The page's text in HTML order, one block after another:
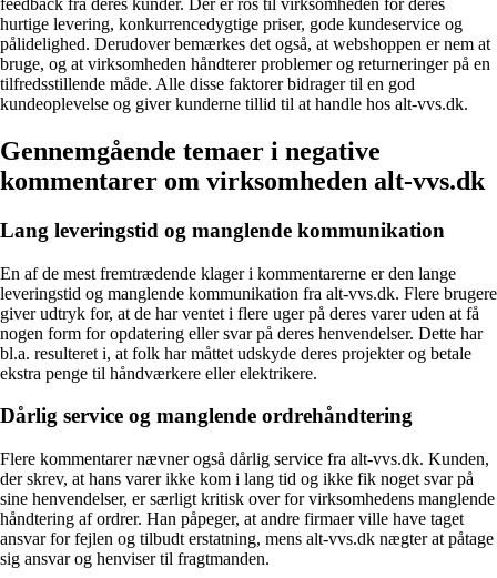
feedback fra deres kunder. Der er ros til virksomheden for deres
hurtige levering, konkurrencedygtige priser, gode kundeservice og
pålidelighed. Derudover bemærkes det også, at webshoppen er nem at
bruge, og at virksomheden håndterer problemer og returneringer på en
tilfredsstillende måde. Alle disse faktorer bidrager til en god
kundeoplevelse og giver kunderne tillid til at handle hos alt-vvs.dk.
Gennemgående temaer i negative
kommentarer om virksomheden alt-vvs.dk
Lang leveringstid og manglende kommunikation
En af de mest fremtrædende klager i kommentarerne er den lange
leveringstid og manglende kommunikation fra alt-vvs.dk. Flere brugere
giver udtryk for, at de har ventet i flere uger på deres varer uden at få
nogen form for opdatering eller svar på deres henvendelser. Dette har
bl.a. resulteret i, at folk har måttet udskyde deres projekter og betale
ekstra penge til håndværkere eller elektrikere.
Dårlig service og manglende ordrehåndtering
Flere kommentarer nævner også dårlig service fra alt-vvs.dk. Kunden,
der skrev, at hans varer ikke kom i lang tid og ikke fik noget svar på
sine henvendelser, er særligt kritisk over for virksomhedens manglende
håndtering af ordrer. Han påpeger, at andre firmaer ville have taget
ansvar for fejlen og tilbudt erstatning, mens alt-vvs.dk nægter at påtage
sig ansvar og henviser til fragtmanden.